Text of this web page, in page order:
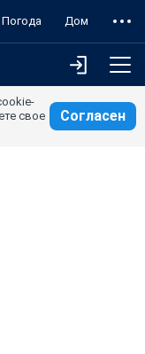
Погода Дом
свое
Согласен